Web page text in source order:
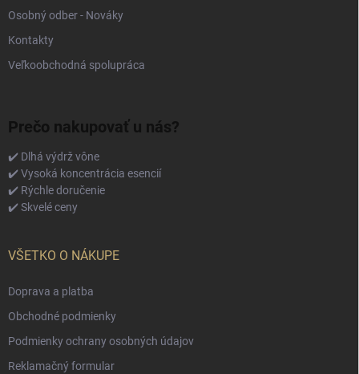
Osobný odber - Nováky
Kontakty
Veľkoobchodná spolupráca
Prečo nakupovať u nás?
✔️ Dlhá výdrž vône
✔️ Vysoká koncentrácia esencií
✔️ Rýchle doručenie
✔️ Skvelé ceny
VŠETKO O NÁKUPE
Doprava a platba
Obchodné podmienky
Podmienky ochrany osobných údajov
Reklamačný formular